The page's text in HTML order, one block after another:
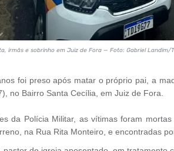
irmãs e sobrinho em Juiz de Fora — Foto: Gabriel Landim/
foi preso após matar o próprio pai, a
no Bairro Santa Cecília, em Juiz de Fora.
da Polícia Militar, as vítimas foram
na Rua Rita Monteiro, e encontradas